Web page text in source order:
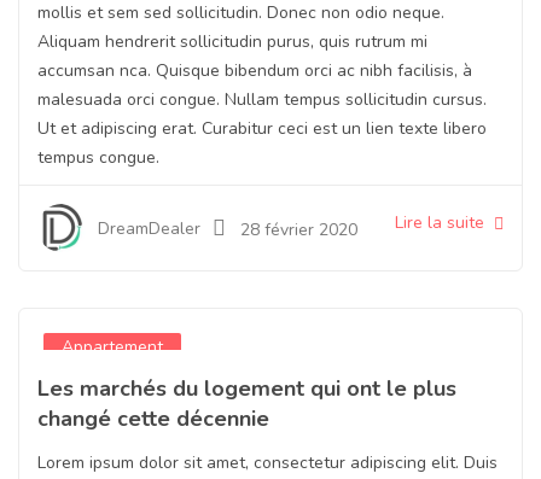
mollis et sem sed sollicitudin. Donec non odio neque.
Aliquam hendrerit sollicitudin purus, quis rutrum mi
accumsan nca. Quisque bibendum orci ac nibh facilisis, à
malesuada orci congue. Nullam tempus sollicitudin cursus.
Ut et adipiscing erat. Curabitur ceci est un lien texte libero
tempus congue.
DreamDealer 28 février 2020 Lire la suite
Appartement
Les marchés du logement qui ont le plus
changé cette décennie
Lorem ipsum dolor sit amet, consectetur adipiscing elit. Duis